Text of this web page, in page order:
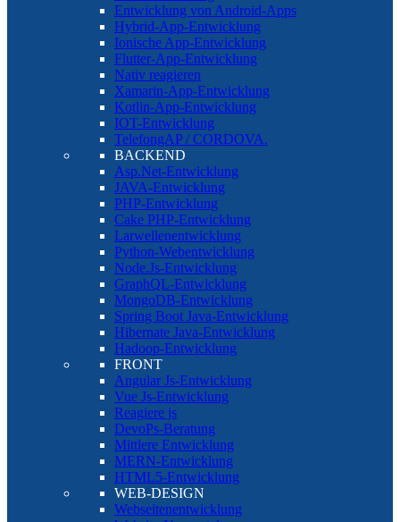
Entwicklung von Android-Apps
Hybrid-App-Entwicklung
Ionische App-Entwicklung
Flutter-App-Entwicklung
Nativ reagieren
Xamarin-App-Entwicklung
Kotlin-App-Entwicklung
IOT-Entwicklung
TelefongAP / CORDOVA.
BACKEND
Asp.Net-Entwicklung
JAVA-Entwicklung
PHP-Entwicklung
Cake PHP-Entwicklung
Larwellenentwicklung
Python-Webentwicklung
Node.Js-Entwicklung
GraphQL-Entwicklung
MongoDB-Entwicklung
Spring Boot Java-Entwicklung
Hibernate Java-Entwicklung
Hadoop-Entwicklung
FRONT
Angular Js-Entwicklung
Vue Js-Entwicklung
Reagiere js
DevoPs-Beratung
Mittlere Entwicklung
MERN-Entwicklung
HTML5-Entwicklung
WEB-DESIGN
Webseitenentwicklung